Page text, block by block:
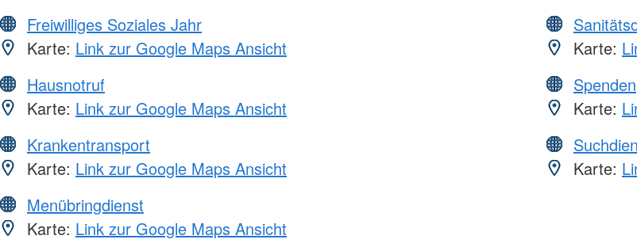
Freiwilliges Soziales Jahr
Karte: Link zur Google Maps Ansicht
Hausnotruf
Karte: Link zur Google Maps Ansicht
Krankentransport
Karte: Link zur Google Maps Ansicht
Menübringdienst
Karte: Link zur Google Maps Ansicht
Karte:
Spenden
Karte:
Karte: